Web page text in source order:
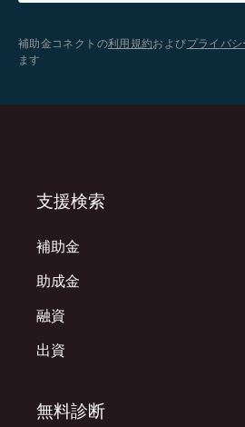
補助金コネクトの利用規約およびプライバ
ます
支援検索
補助金
助成金
融資
出資
無料診断